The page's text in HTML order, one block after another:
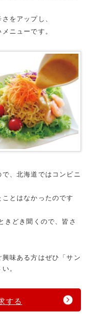
をアップし、
ニューです。
、北海道ではコンビニ
とはなかったのです
どき聞くので、皆さ
味ある方はぜひ「サン
。
する